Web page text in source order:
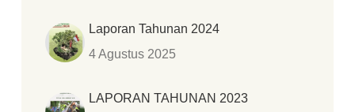
Laporan Tahunan 2024
4 Agustus 2025
LAPORAN TAHUNAN 2023